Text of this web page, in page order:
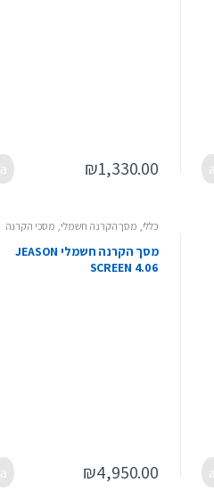
₪1,330.00
כללי, מסך הקרנה חשמלי, מסכי הקרנה
מסך הקרנה חשמלי JEASON
SCREEN 4.06
₪4,950.00